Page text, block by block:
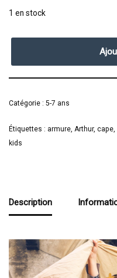
1 en stock
Catégorie : 5-7 ans
Étiquettes : armure Arthur, cape
kids
Description